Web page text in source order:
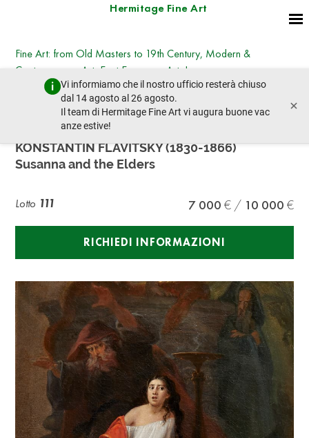
Hermitage Fine Art
Vi informiamo che il nostro ufficio resterà chiuso
dal 14 agosto al 26 agosto.
Il team di Hermitage Fine Art vi augura buone vac
anze estive!
×
Fine Art: from Old Masters to 19th Century, Modern &
Contemporary Art, East European Art, Icons
martedì 25 giugno 2024 - 14:30
lotto precedente lotto prossimo
KONSTANTIN FLAVITSKY (1830-1866)
Susanna and the Elders
Lotto 111 7 000 10 000
RICHIEDI INFORMAZIONI